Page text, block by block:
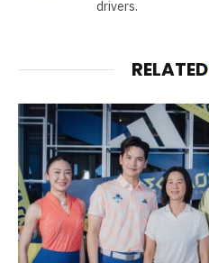
drivers.
RELATED